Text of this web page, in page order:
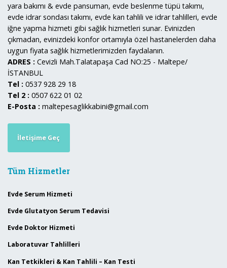
yara bakımı & evde pansuman, evde beslenme tüpü takımı,
evde idrar sondası takımı, evde kan tahlili ve idrar tahlilleri, evde
iğne yapma hizmeti gibi sağlık hizmetleri sunar. Evinizden
çıkmadan, evinizdeki konfor ortamıyla özel hastanelerden daha
uygun fiyata sağlık hizmetlerimizden faydalanın.
ADRES : Cevizli Mah.Talatapaşa Cad NO:25 - Maltepe/
İSTANBUL
Tel : 0537 928 29 18
Tel 2 : 0507 622 01 02
E-Posta : maltepesaglikkabini@gmail.com
İletişime Geç
Tüm Hizmetler
Evde Serum Hizmeti
Evde Glutatyon Serum Tedavisi
Evde Doktor Hizmeti
Laboratuvar Tahlilleri
Kan Tetkikleri & Kan Tahlili – Kan Testi